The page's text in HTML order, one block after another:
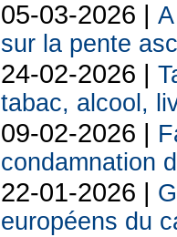
05-03-2026 |
sur la pente
24-02-2026 |
tabac, alcool,
09-02-2026 |
condamnation
22-01-2026 |
européens du